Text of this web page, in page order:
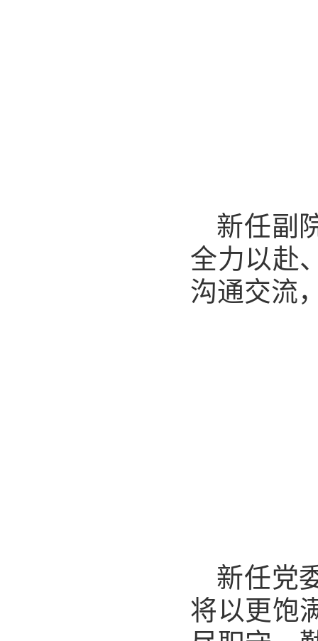
新任副
全力以赴
沟通交流
新任党
将以更饱